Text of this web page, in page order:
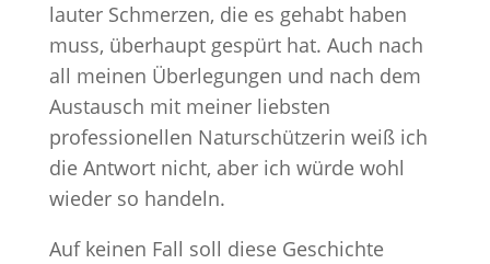
lauter Schmerzen, die es gehabt haben
muss, überhaupt gespürt hat. Auch nach
all meinen Überlegungen und nach dem
Austausch mit meiner liebsten
professionellen Naturschützerin weiß ich
die Antwort nicht, aber ich würde wohl
wieder so handeln.
Auf keinen Fall soll diese Geschichte